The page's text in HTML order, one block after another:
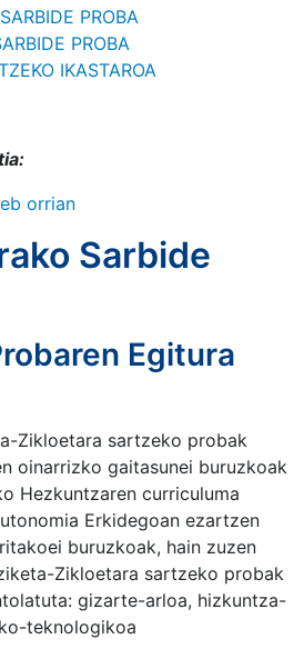
PROBA
PROBA
IKASTAROA
orrian
Sarbide
Egitura
Zikloetara sartzeko probak
oinarrizko gaitasunei buruzkoak
Hezkuntzaren curriculuma
Erkidegoan ezartzen
buruzkoak, hain zuzen
Zikloetara sartzeko probak
gizarte-arloa, hizkuntza-
teknologikoa